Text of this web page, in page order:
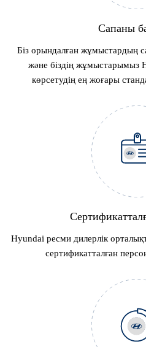
Сапаны
Біз орындалған жұмыстардың
және біздің жұмыстарымыз
көрсетудің ең жоғары
Hyundai ресми дилерлік
сертификатталған